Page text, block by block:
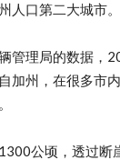
人口第二大城市。
管理局的数据，
加州，在很多市
公顷，透过断